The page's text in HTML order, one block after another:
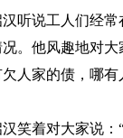
说工人们经常
。他风趣地对
人家的债，哪有
着对大家说：“